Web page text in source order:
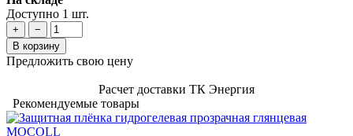
Доступно 1 шт.
+
−
В корзину
Предложить свою цену
Расчет доставки ТК Энергия
Рекомендуемые товары